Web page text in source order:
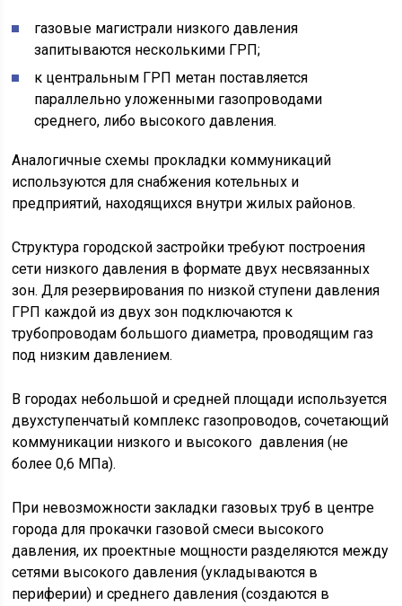
газовые магистрали низкого давления
запитываются несколькими ГРП;
к центральным ГРП метан поставляется
параллельно уложенными газопроводами
среднего, либо высокого давления.
Аналогичные схемы прокладки коммуникаций
используются для снабжения котельных и
предприятий, находящихся внутри жилых районов.
Структура городской застройки требуют построения
сети низкого давления в формате двух несвязанных
зон. Для резервирования по низкой ступени давления
ГРП каждой из двух зон подключаются к
трубопроводам большого диаметра, проводящим газ
под низким давлением.
В городах небольшой и средней площади используется
двухступенчатый комплекс газопроводов, сочетающий
коммуникации низкого и высокого давления (не
более 0,6 МПа).
При невозможности закладки газовых труб в центре
города для прокачки газовой смеси высокого
давления, их проектные мощности разделяются между
сетями высокого давления (укладываются в
периферии) и среднего давления (создаются в